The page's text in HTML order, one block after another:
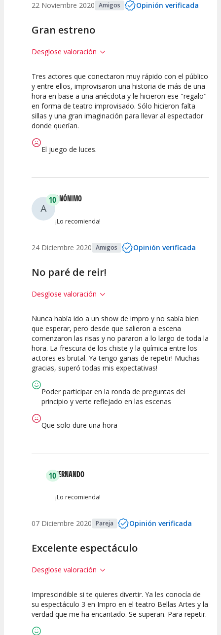
22 Noviembre 2020 Amigos Opinión verificada
Gran estreno
Desglose valoración
10
Calidad del
Espectáculo
10
Puesta en
Escena
10
Interpretación
artística
Tres actores que conectaron muy rápido con el público
y entre ellos, improvisaron una historia de más de una
hora en base a una anécdota y le hicieron ese "regalo"
en forma de teatro improvisado. Sólo hicieron falta
sillas y una gran imaginación para llevar al espectador
donde querían.
El juego de luces.
A
10ANÓNIMO
¡Lo recomienda!
24 Diciembre 2020 Amigos Opinión verificada
No paré de reir!
Desglose valoración
10
Calidad del
Espectáculo
10
Puesta en
Escena
10
Interpretación
artística
Nunca había ido a un show de impro y no sabía bien
que esperar, pero desde que salieron a escena
comenzaron las risas y no pararon a lo largo de toda la
hora. La frescura de los chiste y la química entre los
actores es brutal. Ya tengo ganas de repetir! Muchas
gracias, superó todas mis expectativas!
Poder participar en la ronda de preguntas del
principio y verte reflejado en las escenas
Que solo dure una hora
10FERNANDO
¡Lo recomienda!
07 Diciembre 2020 Pareja Opinión verificada
Excelente espectáculo
Desglose valoración
10
Calidad del
10
Puesta en
10
Interpretación
Imprescindible si te quieres divertir. Ya les conocía de
su espectáculo 3 en Impro en el teatro Bellas Artes y la
verdad que me ha encantado. Se superan. Para repetir.